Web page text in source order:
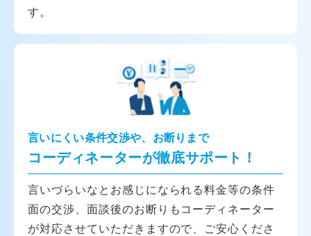
す。
言いにくい条件交渉や、お断りまで
コーディネーターが徹底サポート！
言いづらいなとお感じになられる料金等の条件
面の交渉、面談後のお断りもコーディネーター
が対応させていただきますので、ご安心くださ